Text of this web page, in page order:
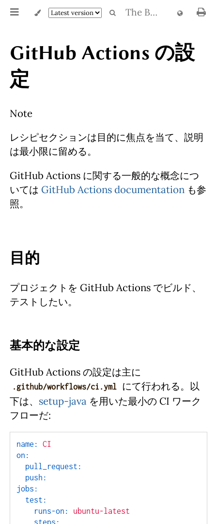
The Book of sbt
GitHub Actions の設
定
Note
レシピセクションは目的に焦点を当て、説明
は最小限に留める。
GitHub Actions に関する一般的な概念につ
いては GitHub Actions documentation も参
照。
目的
プロジェクトを GitHub Actions でビルド、
テストしたい。
基本的な設定
GitHub Actions の設定は主に
.github/workflows/ci.yml
にて行われる。以
下は、 setup-java を用いた最小の CI ワーク
フローだ:
name:
CI
on:
pull_request:
push:
jobs:
test:
runs-on:
ubuntu-latest
steps: